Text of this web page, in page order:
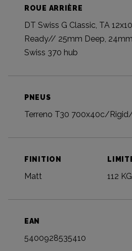
ROUE ARRIÈRE
DT Swiss G Classic, TA
Ready// 25mm Deep,
Swiss 370 hub
PNEUS
Terreno T30 700x40c/
FINITION
Matt 112
EAN
5400928535410